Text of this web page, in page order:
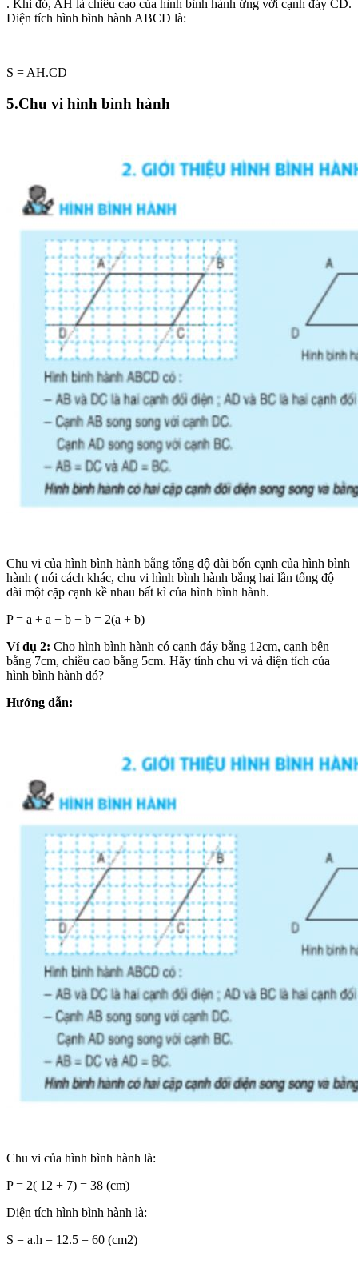
. Khi đó, AH là chiều cao của hình bình hành ứng với cạnh đáy CD.
Diện tích hình bình hành ABCD là:
S = AH.CD
5.Chu vi hình bình hành
Chu vi của hình bình hành bằng tổng độ dài bốn cạnh của hình bình
hành ( nói cách khác, chu vi hình bình hành bằng hai lần tổng độ
dài một cặp cạnh kề nhau bất kì của hình bình hành.
P = a + a + b + b = 2(a + b)
Ví dụ 2: Cho hình bình hành có cạnh đáy bằng 12cm, cạnh bên
bằng 7cm, chiều cao bằng 5cm. Hãy tính chu vi và diện tích của
hình bình hành đó?
Hướng dẫn:
Chu vi của hình bình hành là:
P = 2( 12 + 7) = 38 (cm)
Diện tích hình bình hành là:
S = a.h = 12.5 = 60 (cm2)